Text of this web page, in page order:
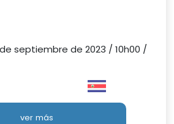
septiembre de 2023 / 10h00 /
ver más